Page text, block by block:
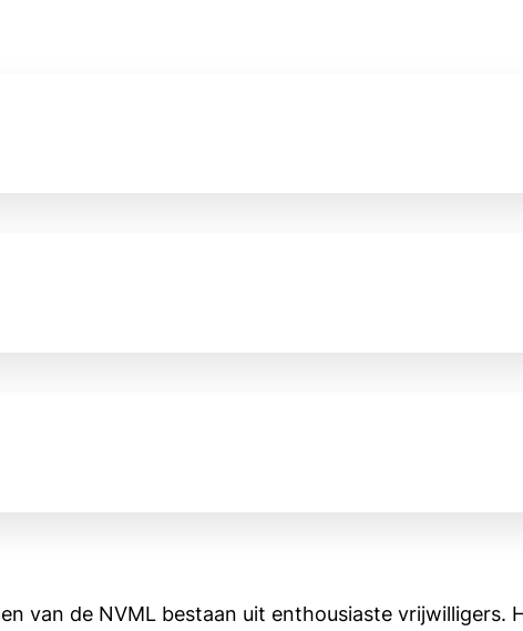
van de NVML bestaan uit enthousiaste vrijwilligers.